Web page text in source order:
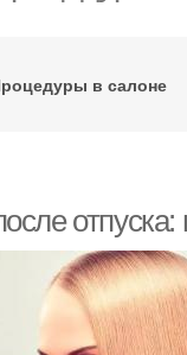
в салоне